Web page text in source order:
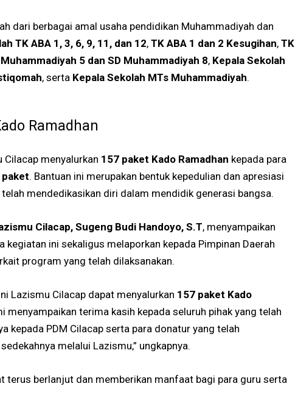
dari berbagai amal usaha pendidikan Muhammadiyah dan
TK ABA 1, 3, 6, 9, 11, dan 12, TK ABA 1 dan 2 Kesugihan, TK
5 dan SD Muhammadiyah 8, Kepala Sekolah
, serta Kepala Sekolah MTs Muhammadiyah.
Ramadhan
menyalurkan 157 paket Kado Ramadhan kepada para
. Bantuan ini merupakan bentuk kepedulian dan apresiasi
mendedikasikan diri dalam mendidik generasi bangsa.
Cilacap, Sugeng Budi Handoyo, S.T, menyampaikan
kegiatan ini sekaligus melaporkan kepada Pimpinan Daerah
program yang telah dilaksanakan.
Lazismu Cilacap dapat menyalurkan 157 paket Kado
menyampaikan terima kasih kepada seluruh pihak yang telah
kepada PDM Cilacap serta para donatur yang telah
melalui Lazismu,” ungkapnya.
terus berlanjut dan memberikan manfaat bagi para guru serta